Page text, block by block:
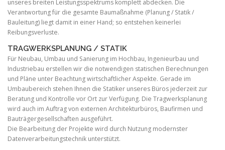
unseres breiten Leistungsspektrums komplett abdecken. Die
Verantwortung für die gesamte Baumaßnahme (Planung / Statik /
Bauleitung) liegt damit in einer Hand; so entstehen keinerlei
Reibungsverluste.
TRAGWERKSPLANUNG / STATIK
Für Neubau, Umbau und Sanierung im Hochbau, Ingenieurbau und
Industriebau erstellen wir die notwendigen statischen Berechnungen
und Pläne unter Beachtung wirtschaftlicher Aspekte. Gerade im
Umbaubereich stehen Ihnen die Statiker unseres Büros jederzeit zur
Beratung und Kontrolle vor Ort zur Verfügung. Die Tragwerksplanung
wird auch im Auftrag von externen Architekturbüros, Baufirmen und
Bauträgergesellschaften ausgeführt.
Die Bearbeitung der Projekte wird durch Nutzung modernster
Datenverarbeitungstechnik unterstützt.